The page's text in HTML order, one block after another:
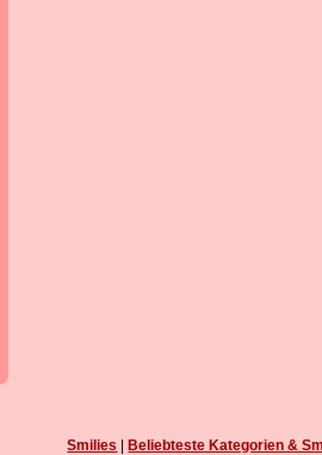
Smilies Beliebteste Kategorien &